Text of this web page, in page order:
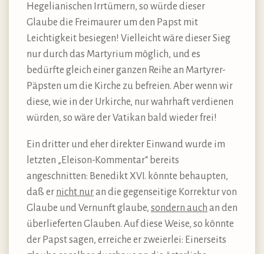
Hegelianischen Irrtümern, so würde dieser
Glaube die Freimaurer um den Papst mit
Leichtigkeit besiegen! Vielleicht wäre dieser Sieg
nur durch das Martyrium möglich, und es
bedürfte gleich einer ganzen Reihe an Martyrer-
Päpsten um die Kirche zu befreien. Aber wenn wir
diese, wie in der Urkirche, nur wahrhaft verdienen
würden, so wäre der Vatikan bald wieder frei!
Ein dritter und eher direkter Einwand wurde im
letzten „Eleison-Kommentar“ bereits
angeschnitten: Benedikt XVI. könnte behaupten,
daß er nicht nuran die gegenseitige Korrektur von
Glaube und Vernunft glaube, sondern auch an den
überlieferten Glauben. Auf diese Weise, so könnte
der Papst sagen, erreiche er zweierlei: Einerseits